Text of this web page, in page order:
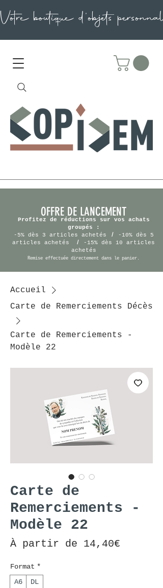
OFFRE DE LANCEMENT
Profitez de réductions sur vos achats
groupés :
-5% dès 3 articles achetés
/
-10% dès 5
articles achetés
/
-15% dès 10 articles
achetés
Remise effectuée directement dans le panier.
Accueil
Carte de Remerciements Décès
Carte de Remerciements -
Modèle 22
Carte de
Remerciements -
Modèle 22
À partir de 14,40€
Format *
A6
DL